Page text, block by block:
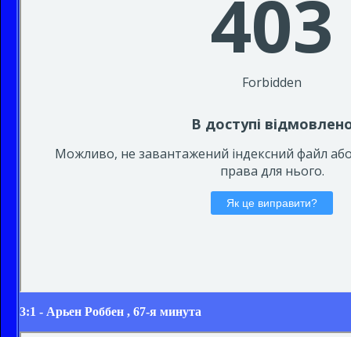
3:1 - Арьен Роббен , 67-я минута